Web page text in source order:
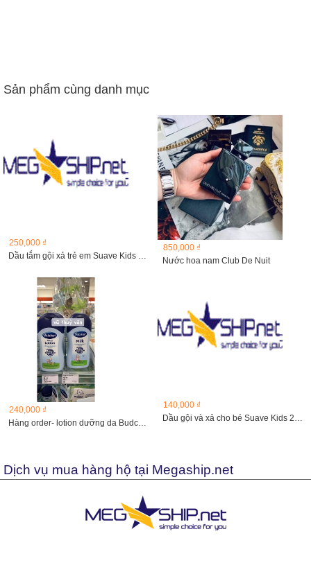
Sản phẩm cùng danh mục
250,000 ₫
Dầu tắm gội xả trẻ em Suave Kids 3 in 1 dưa hấu 828ml
850,000 ₫
Nước hoa nam Club De Nuit
240,000 ₫
Hàng order- lotion dưỡng da Budchen
140,000 ₫
Dầu gội và xả cho bé Suave Kids 2 in 1 (665ml)
Dịch vụ mua hàng hộ tại Megaship.net